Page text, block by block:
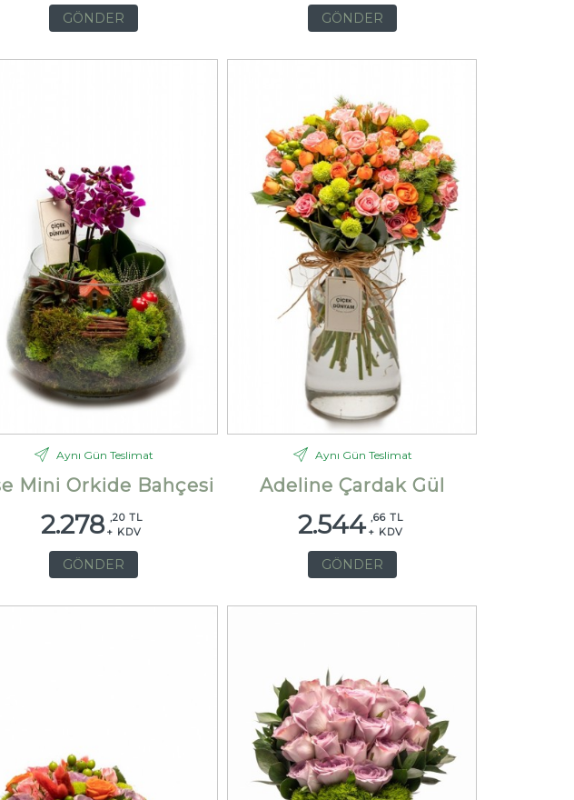
GÖNDER GÖNDER
Aynı Gün Teslimat
Mini Orkide Bahçesi
2.278 ,20 TL
+ KDV
GÖNDER
Aynı Gün Teslimat
Adeline Çardak Gül
2.544 ,66 TL
+ KDV
GÖNDER